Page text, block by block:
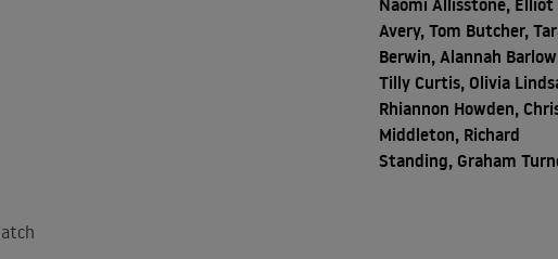
Avery, Tom Butcher,
Berwin, Alannah
Tilly Curtis, Olivia
Rhiannon Howden,
Middleton, Richard
Standing, Graham